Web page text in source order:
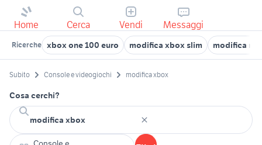
Home Cerca Vendi Messaggi
Ricerche xbox one 100 euro modifica xbox slim modifica
Subito Console e videogiochi modifica xbox
Cosa cerchi?